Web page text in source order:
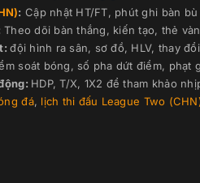
: Cập nhật HT/FT, phút ghi bàn
Theo dõi bàn thắng, kiến tạo, thẻ
đội hình ra sân, sơ đồ, HLV, thay
soát bóng, số pha dứt điểm, phạt
HDP, T/X, 1X2 để tham khảo
đá, lịch thi đấu League Two